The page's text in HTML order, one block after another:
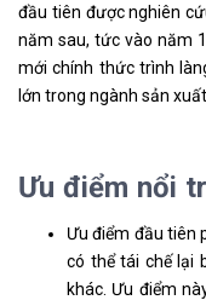
đầu tiên được nghiên
năm sau, tức vào năm
mới chính thức trình
lớn trong ngành sản
Ưu điểm nổi
Ưu điểm đầu tiên
có thể tái chế lại
khác. Ưu điểm